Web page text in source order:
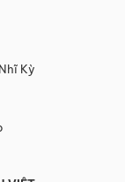
Kỳ